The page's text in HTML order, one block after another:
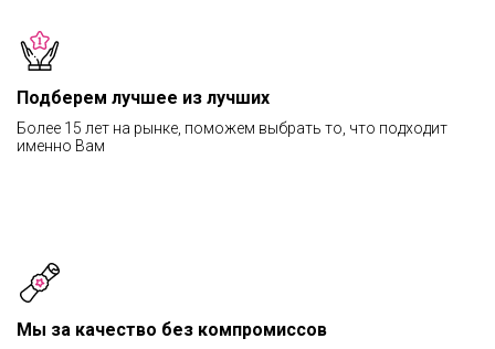
Подберем лучшее из лучших
Более 15 лет на рынке, поможем выбрать то, что подходит
именно Вам
Мы за качество без компромиссов